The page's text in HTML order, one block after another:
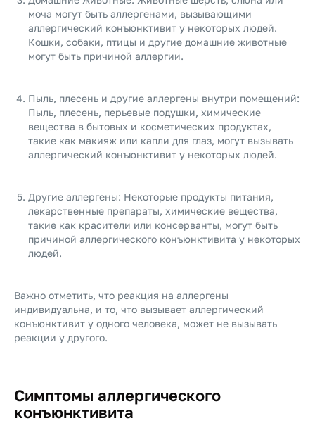
моча могут быть аллергенами, вызывающими
аллергический конъюнктивит у некоторых людей.
Кошки, собаки, птицы и другие домашние животные
могут быть причиной аллергии.
Пыль, плесень и другие аллергены внутри помещений:
Пыль, плесень, перьевые подушки, химические
вещества в бытовых и косметических продуктах,
такие как макияж или капли для глаз, могут вызывать
аллергический конъюнктивит у некоторых людей.
Другие аллергены: Некоторые продукты питания,
лекарственные препараты, химические вещества,
такие как красители или консерванты, могут быть
причиной аллергического конъюнктивита у некоторых
людей.
Важно отметить, что реакция на аллергены
индивидуальна, и то, что вызывает аллергический
конъюнктивит у одного человека, может не вызывать
реакции у другого.
Симптомы аллергического
конъюнктивита